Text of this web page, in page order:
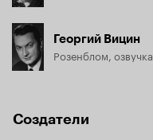
Георгий Вицин
Розенблом, озвучка
Создатели